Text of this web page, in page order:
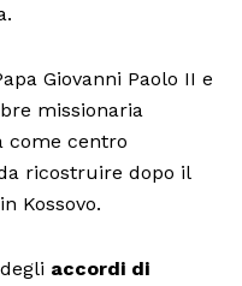
Giovanni Paolo II e
missionaria
come centro
ricostruire dopo il
Kossovo.
accordi di